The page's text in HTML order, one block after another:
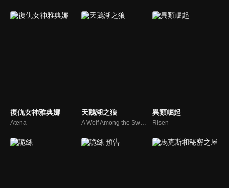
復仇女神雅典娜
Atena
天鵝湖之狼
A Wolf Among the Swans
異類崛起
Risen